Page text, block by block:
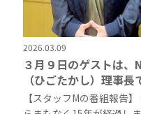
2026.03.09
３月９日のゲストは
（ひごたかし）理事長
【スタッフMの番組報告